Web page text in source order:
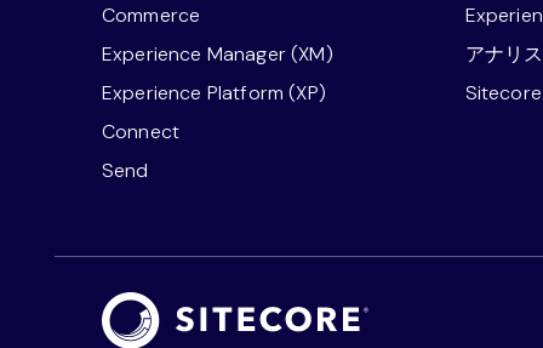
Commerce
Experience Manager (XM)
Experience Platform (XP)
Connect
Send
アナリ